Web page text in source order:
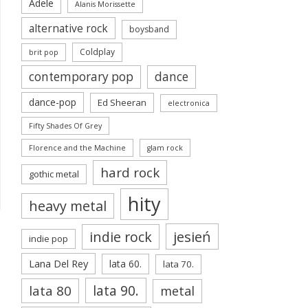
Adele Alanis Morissette
alternative rock boysband
brit pop Coldplay
contemporary pop dance
dance-pop Ed Sheeran electronica
Fifty Shades Of Grey
Florence and the Machine glam rock
gothic metal hard rock
heavy metal hity
indie pop indie rock jesień
Lana Del Rey lata 60. lata 70.
lata 80 lata 90.
metal